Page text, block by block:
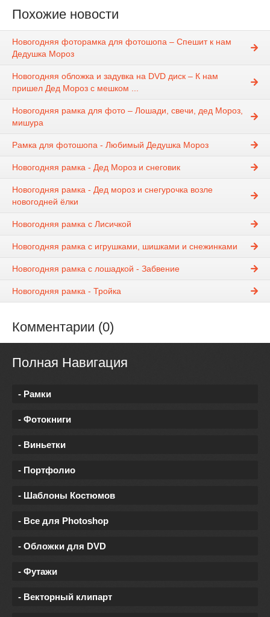
Похожие новости
Новогодняя фоторамка для фотошопа – Спешит к нам
Дедушка Мороз
Новогодняя обложка и задувка на DVD диск – К нам
пришел Дед Мороз с мешком ...
Новогодняя рамка для фото – Лошади, свечи, дед Мороз,
мишура
Рамка для фотошопа - Любимый Дедушка Мороз
Новогодняя рамка - Дед Мороз и снеговик
Новогодняя рамка - Дед мороз и снегурочка возле
новогодней ёлки
Новогодняя рамка с Лисичкой
Новогодняя рамка с игрушками, шишками и снежинками
Новогодняя рамка с лошадкой - Забвение
Новогодняя рамка - Тройка
Комментарии (0)
Полная Навигация
- Рамки
- Фотокниги
- Виньетки
- Портфолио
- Шаблоны Костюмов
- Все для Photoshop
- Обложки для DVD
- Футажи
- Векторный клипарт